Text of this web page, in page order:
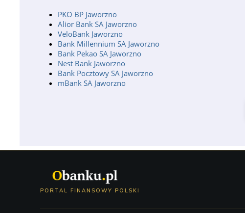
PKO BP Jaworzno
Alior Bank SA Jaworzno
VeloBank Jaworzno
Bank Millennium SA Jaworzno
Bank Pekao SA Jaworzno
Nest Bank Jaworzno
Bank Pocztowy SA Jaworzno
mBank SA Jaworzno
PORTAL FINANSOWY POLSKI